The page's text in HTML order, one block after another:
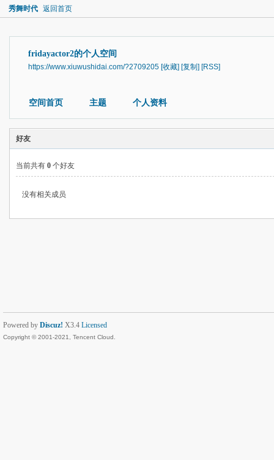
秀舞时代 返回首页
fridayactor2的个人空间
https://www.xiuwushidai.com/?2709205 [收藏] [复制] [RSS]
空间首页 主题 个人资料
好友
当前共有 0 个好友
没有相关成员
Powered by Discuz! X3.4 Licensed
Copyright © 2001-2021, Tencent Cloud.